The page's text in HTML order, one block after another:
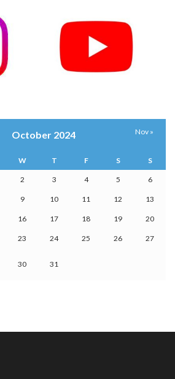
October 2024
W T F S S
2 3 4 5 6
9 10 11 12 13
16 17 18 19 20
23 24 25 26 27
30 31
Nov »